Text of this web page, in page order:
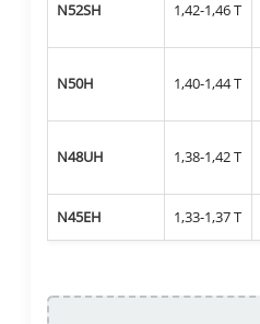
N52SH 1,42-1,46 T
N50H 1,40-1,44 T
N48UH 1,38-1,42 T
N45EH 1,33-1,37 T